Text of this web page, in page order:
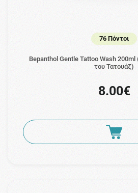
76 Πόντοι
Bepanthol Gentle Tattoo Wash
του Τατουάζ)
8.00€